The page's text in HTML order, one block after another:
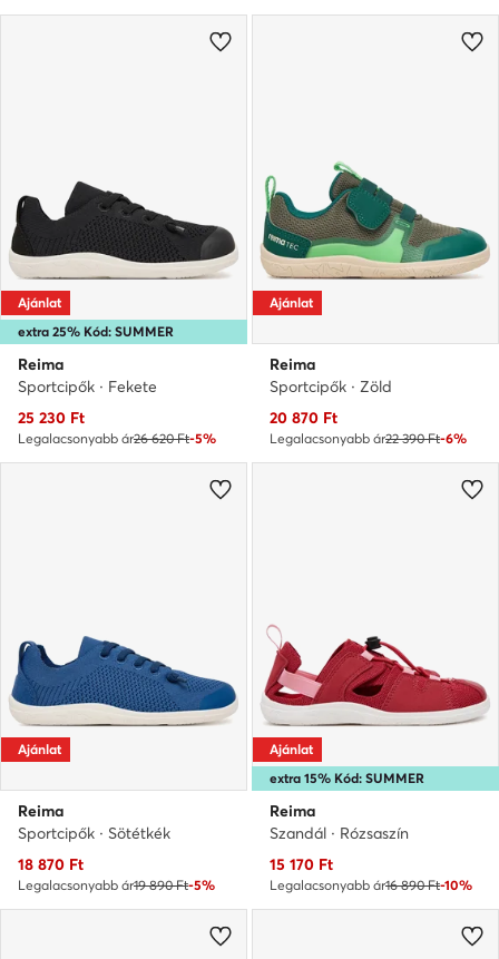
extra 25% Kód: SUMMER
Ajánlat
Reima
Sportcipők · Fekete
Aktuális ár
25 230 Ft
Legalacsonyabb ár26 620 Ft-5%
Ajánlat
Reima
Sportcipők · Zöld
Aktuális ár
20 870 Ft
Legalacsonyabb ár22 390 Ft-6%
Ajánlat
Reima
Sportcipők · Sötétkék
Aktuális ár
18 870 Ft
Legalacsonyabb ár19 890 Ft-5%
extra 15% Kód: SUMMER
Ajánlat
Reima
Szandál · Rózsaszín
Aktuális ár
15 170 Ft
Legalacsonyabb ár16 890 Ft-10%